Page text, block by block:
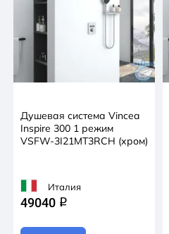
Душевая система Vincea
Inspire 300 1 режим
VSFW-3I21MT3RCH (хром)
Италия
49040 q